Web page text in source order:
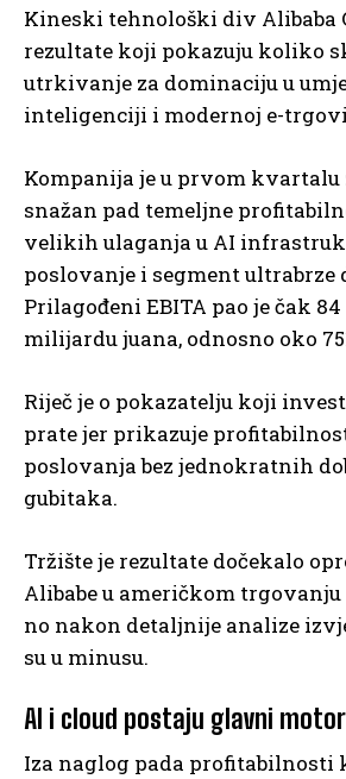
Kineski tehnološki div Alibaba
rezultate koji pokazuju koliko
utrkivanje za dominaciju u
inteligenciji i modernoj e-
Kompanija je u prvom kvartalu
snažan pad temeljne
velikih ulaganja u AI
poslovanje i segment ultrabrze
Prilagođeni EBITA pao je čak 84
milijardu juana, odnosno oko
Riječ je o pokazatelju koji
prate jer prikazuje
poslovanja bez jednokratnih
gubitaka.
Tržište je rezultate dočekalo
Alibabe u američkom trgovanju
no nakon detaljnije analize
su u minusu.
AI i cloud postaju glavni
Iza naglog pada profitabilnosti